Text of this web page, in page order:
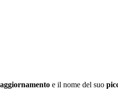
e il nome del suo